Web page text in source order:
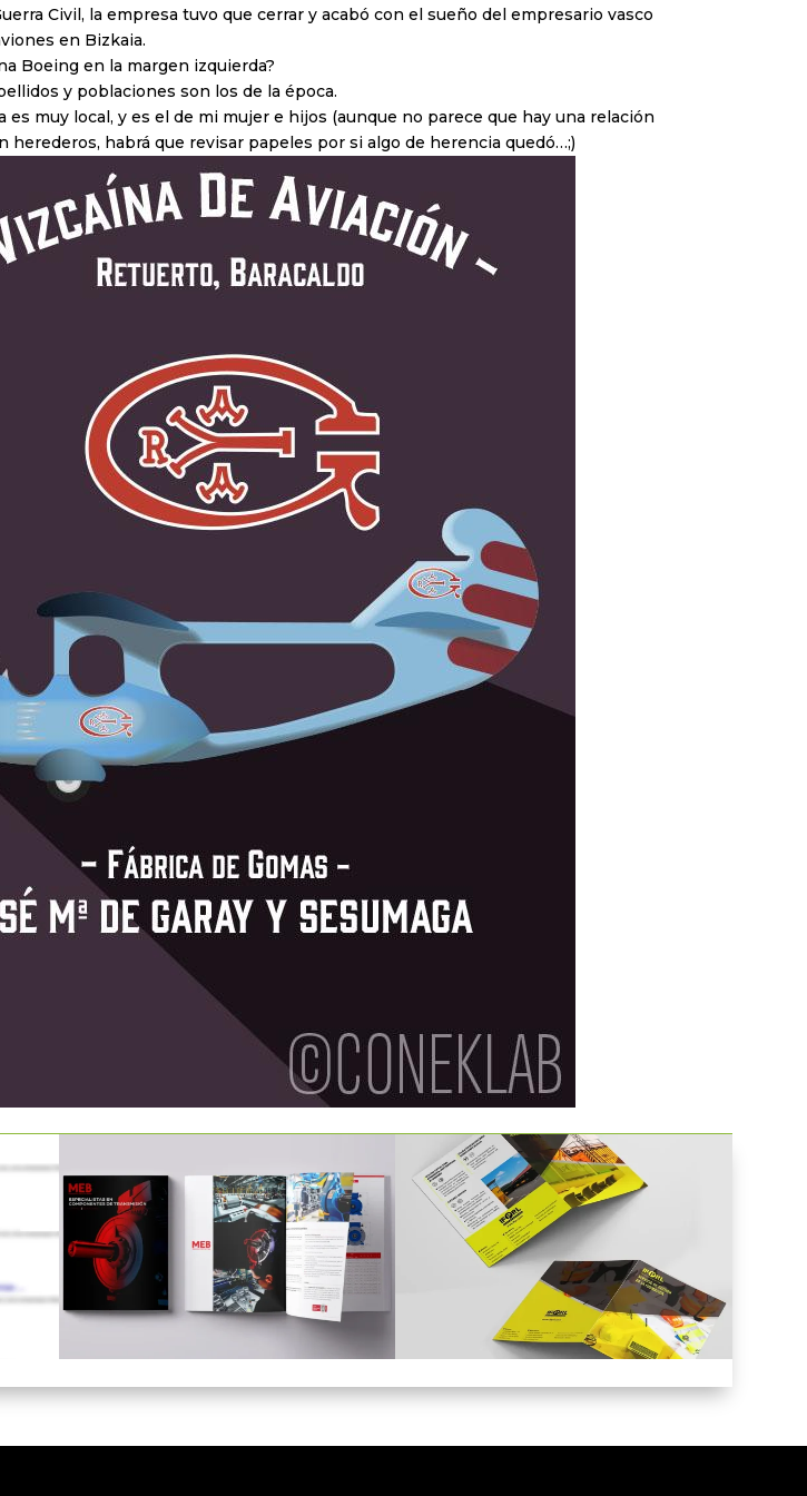
Civil, la empresa tuvo que cerrar y acabó con el sueño del empresario vasco
en Bizkaia.
Boeing en la margen izquierda?
y poblaciones son los de la época.
es muy local, y es el de mi mujer e hijos (aunque no parece que hay una relación
herederos, habrá que revisar papeles por si algo de herencia quedó…;)